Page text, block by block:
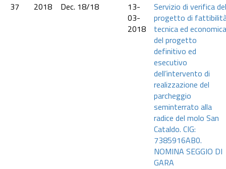
37
2018 Dec. 18/18
13-
03-
2018
Servizio di verifica del
progetto di
tecnica ed
del progetto
definitivo ed
esecutivo
dell’intervento di
realizzazione del
parcheggio
seminterrato alla
radice del molo San
Cataldo. CIG:
7385916AB0.
NOMINA SEGGIO DI
GARA